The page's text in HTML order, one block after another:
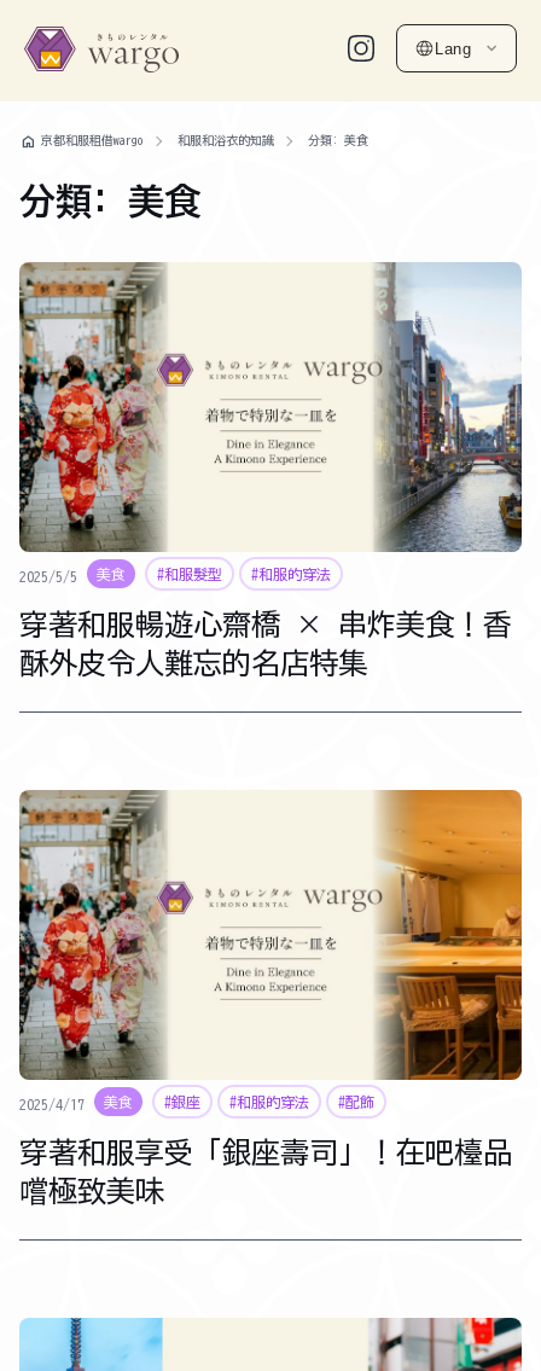
Lang
home 京都和服租借wargo 和服和浴衣的知識 分類: 美食
分類: 美食
2025/5/5 美食 #和服髮型 #和服的穿法
穿著和服暢遊心齋橋 × 串炸美食！香
酥外皮令人難忘的名店特集
2025/4/17 美食 #銀座 #和服的穿法 #配飾
穿著和服享受「銀座壽司」！在吧檯品
嚐極致美味